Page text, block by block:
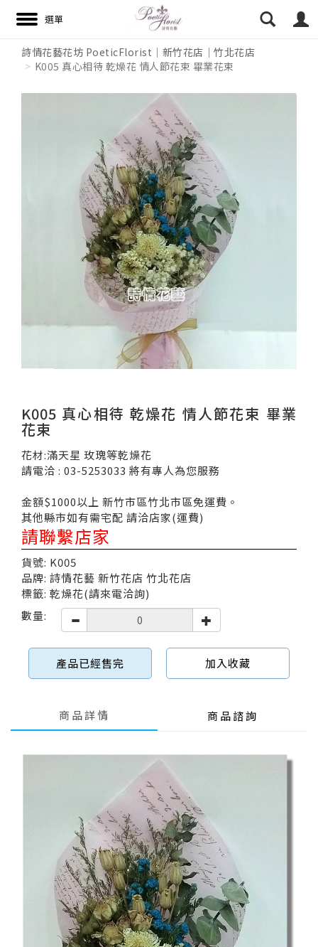
詩情花藝花坊 PoeticFlorist｜新竹花店｜竹北花店
K005 真心相待 乾燥花 情人節花束 畢業花束
K005 真心相待 乾燥花 情人節花束 畢業
花束
花材:滿天星 玫瑰等乾燥花
請電洽 : 03-5253033 將有專人為您服務
金額$1000以上 新竹市區竹北市區免運費。
其他縣市如有需宅配 請洽店家(運費)
請聯繫店家
貨號: K005
品牌: 詩情花藝 新竹花店 竹北花店
標籤: 乾燥花(請來電洽詢)
數量:
產品已經售完 加入收藏
商品詳情 商品諮詢